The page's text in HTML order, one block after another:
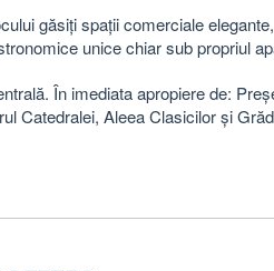
găsiți spații comerciale
unice chiar sub propriul
În imediata apropiere de:
Catedralei, Aleea Clasicilor și